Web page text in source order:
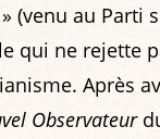
(venu au Parti
qui ne rejette
Après
Observateur